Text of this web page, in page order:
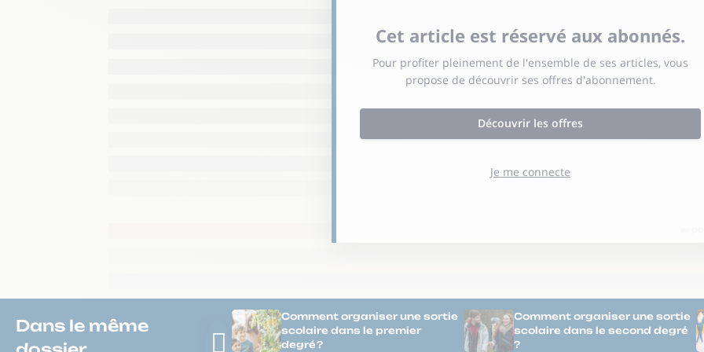
Dans le même
Comment organiser une sortie
scolaire dans le premier
degré ?
Comment organiser une sortie
scolaire dans le second degré
?